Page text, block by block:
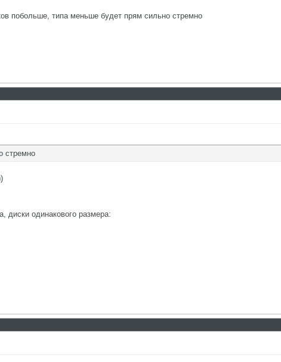
побольше, типа меньше будет прям сильно стремно
стремно
диски одинакового размера: